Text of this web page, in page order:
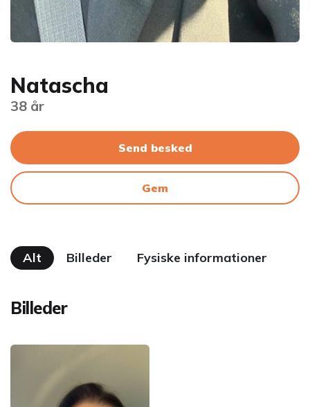
Natascha
38 år
Send besked
Gem
Alt Billeder Fysiske informationer
Billeder